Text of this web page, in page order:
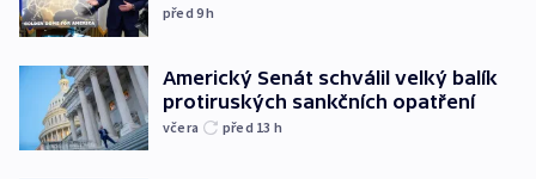
před 9h
Americký Senát schválil velký balík
protiruských sankčních opatření
včera před 13 h